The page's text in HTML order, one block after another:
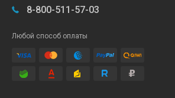
8-800-511-57-03
Любой способ оплаты